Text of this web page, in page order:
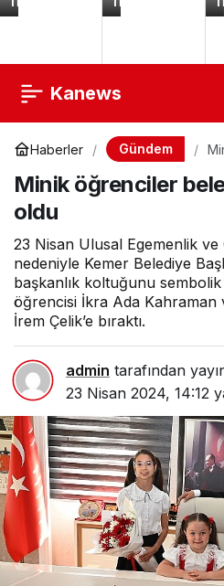
XS
X
PD
Hızlı
Şarj
Adaptörü
Polimer
Kil
+
Lastikli
-
Deniz
Temalı
Kanews
Haberler Gündem
Minik öğrenciler
oldu
23 Nisan Ulusal Egemenlik ve
nedeniyle Kemer Belediye
başkanlık koltuğunu sembolik
öğrencisi İkra Ada Kahraman
İrem Çelik’e bıraktı.
admin tarafından
23 Nisan 2024, 14:12